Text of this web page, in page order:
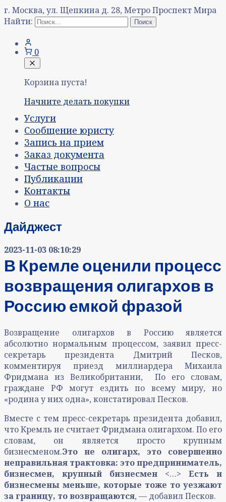
г. Москва, ул. Щепкина д. 28, Метро Проспект Мира
Найти:
0
Корзина пуста!
Начните делать покупки
Услуги
Сообщение юристу
Запись на прием
Заказ документа
Частые вопросы
Публикации
Контакты
О нас
Дайджест
2023-11-03 08:10:29
В Кремле оценили процесс
возвращения олигархов в
Россию емкой фразой
Возвращение олигархов в Россию является
абсолютно нормальным процессом, заявил пресс-
секретарь президента Дмитрий Песков,
комментируя приезд миллиардера Михаила
Фридмана из Великобритании, По его словам,
граждане РФ могут ездить по всему миру, но
«родина у них одна», констатировал Песков.
Вместе с тем пресс-секретарь президента добавил,
что Кремль не считает Фридмана олигархом. По его
словам, он является просто крупным
бизнесменом.Это не олигарх, это совершенно
неправильная трактовка: это предприниматель,
бизнесмен, крупный бизнесмен <…> Есть и
бизнесмены меньше, которые тоже то уезжают
за границу, то возвращаются, — добавил Песков.